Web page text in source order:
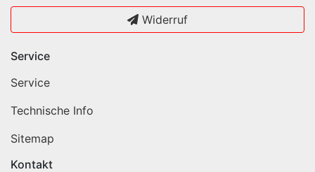
Widerruf
Service
Service
Technische Info
Sitemap
Kontakt